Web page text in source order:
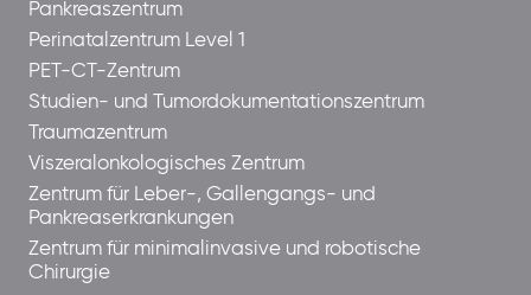
Pankreaszentrum
Perinatalzentrum Level 1
PET-CT-Zentrum
Studien- und Tumordokumentationszentrum
Traumazentrum
Viszeralonkologisches Zentrum
Zentrum für Leber-, Gallengangs- und
Pankreaserkrankungen
Zentrum für minimalinvasive und robotische
Chirurgie